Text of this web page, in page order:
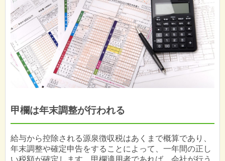
甲欄は年末調整が行われる
給与から控除される源泉徴収税はあくまで概算であり、
年末調整や確定申告をすることによって、一年間の正し
い税額が確定します。甲欄適用者であれば、会社が行う